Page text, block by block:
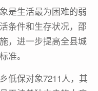
是生活最为困难的弱
条件和生存状况，邵
，进一步提高全县城
准。
低保对象7211人，其